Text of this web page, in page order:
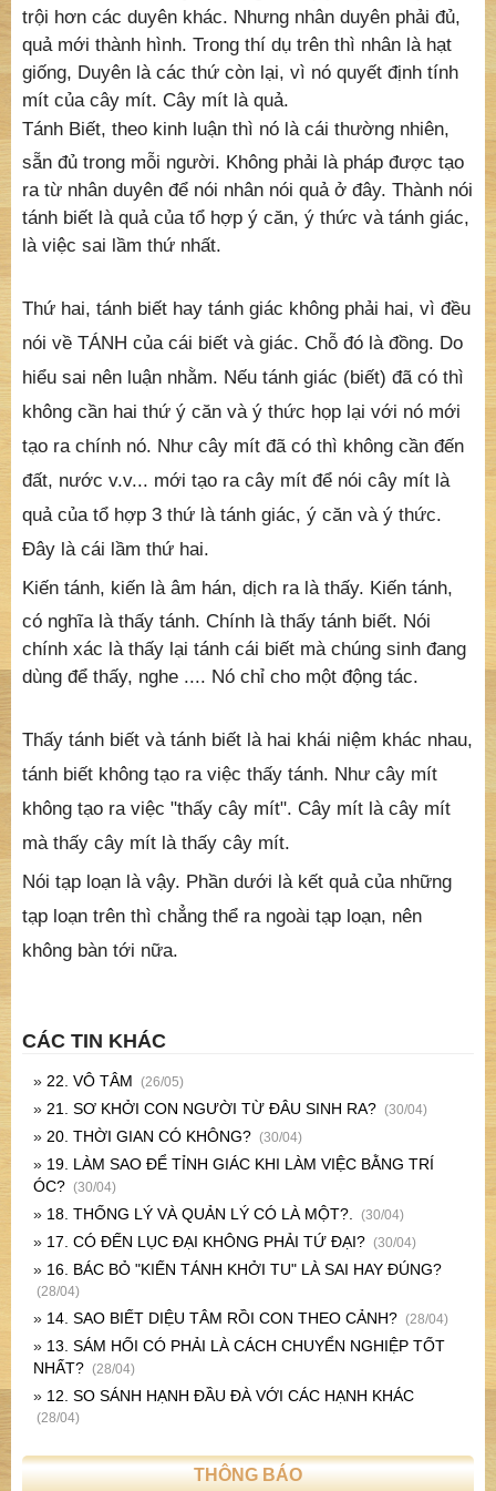
trội hơn các duyên khác. Nhưng nhân duyên phải đủ,
quả mới thành hình. Trong thí dụ trên thì nhân là hạt
giống, Duyên là các thứ còn lại, vì nó quyết định tính
mít của cây mít. Cây mít là quả.
Tánh Biết, theo kinh luận thì nó là cái thường nhiên,
sẵn đủ trong mỗi người. Không phải là pháp được tạo
ra từ nhân duyên để nói nhân nói quả ở đây. Thành nói
tánh biết là quả của tổ hợp ý căn, ý thức và tánh giác,
là việc sai lầm thứ nhất.
Thứ hai, tánh biết hay tánh giác không phải hai, vì đều
nói về TÁNH của cái biết và giác. Chỗ đó là đồng. Do
hiểu sai nên luận nhằm. Nếu tánh giác (biết) đã có thì
không cần hai thứ ý căn và ý thức họp lại với nó mới
tạo ra chính nó. Như cây mít đã có thì không cần đến
đất, nước v.v... mới tạo ra cây mít để nói cây mít là
quả của tổ hợp 3 thứ là tánh giác, ý căn và ý thức.
Đây là cái lầm thứ hai.
Kiến tánh, kiến là âm hán, dịch ra là thấy. Kiến tánh,
có nghĩa là thấy tánh. Chính là thấy tánh biết. Nói
chính xác là thấy lại tánh cái biết mà chúng sinh đang
dùng để thấy, nghe .... Nó chỉ cho một động tác.
Thấy tánh biết và tánh biết là hai khái niệm khác nhau,
tánh biết không tạo ra việc thấy tánh. Như cây mít
không tạo ra việc "thấy cây mít". Cây mít là cây mít
mà thấy cây mít là thấy cây mít.
Nói tạp loạn là vậy. Phần dưới là kết quả của những
tạp loạn trên thì chẳng thể ra ngoài tạp loạn, nên
không bàn tới nữa.
CÁC TIN KHÁC
» 22. VÔ TÂM (26/05)
» 21. SƠ KHỞI CON NGƯỜI TỪ ĐÂU SINH RA? (30/04)
» 20. THỜI GIAN CÓ KHÔNG? (30/04)
» 19. LÀM SAO ĐỂ TỈNH GIÁC KHI LÀM VIỆC BẰNG TRÍ
ÓC? (30/04)
» 18. THỐNG LÝ VÀ QUẢN LÝ CÓ LÀ MỘT?. (30/04)
» 17. CÓ ĐẾN LỤC ĐẠI KHÔNG PHẢI TỨ ĐẠI? (30/04)
» 16. BÁC BỎ "KIẾN TÁNH KHỞI TU" LÀ SAI HAY ĐÚNG?
(28/04)
» 14. SAO BIẾT DIỆU TÂM RỒI CON THEO CẢNH? (28/04)
» 13. SÁM HỐI CÓ PHẢI LÀ CÁCH CHUYỂN NGHIỆP TỐT
NHẤT? (28/04)
» 12. SO SÁNH HẠNH ĐẦU ĐÀ VỚI CÁC HẠNH KHÁC
(28/04)
THÔNG BÁO